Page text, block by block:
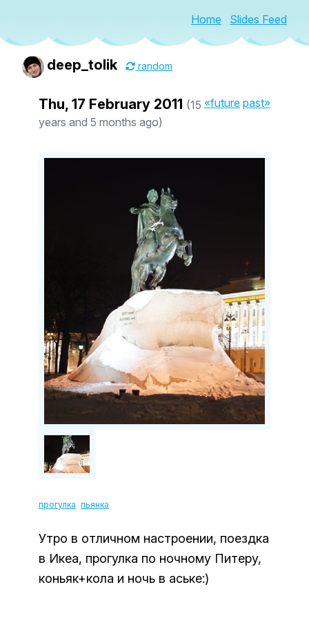
Home Slides Feed
deep_tolik random
«future past»
Thu, 17 February 2011 (15
years and 5 months ago)
прогулка пьянка
Утро в отличном настроении, поездка
в Икеа, прогулка по ночному Питеру,
коньяк+кола и ночь в аське:)